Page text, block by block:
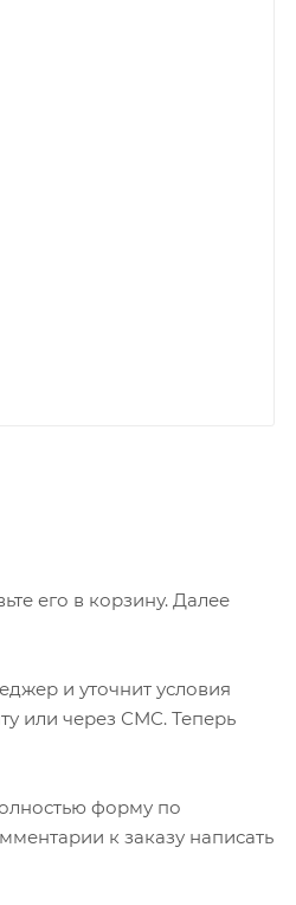
его в корзину. Далее
и уточнит условия
или через СМС. Теперь
форму по
к заказу написать